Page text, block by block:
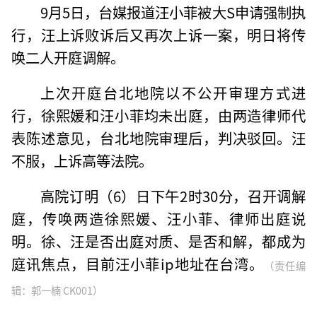
9月5日，台媒报道汪小菲被大S申请强制执
行，汪上诉败诉后又再次上诉一案，明日将传
唤二人开庭调解。
上次开庭台北地院以不公开审理方式进
行，徐熙媛和汪小菲均未出庭，由两造律师代
表陈述意见，台北地院审理后，判决驳回。汪
不服，上诉高等法院。
高院订明（6）日下午2时30分，召开调解
庭，传唤两造徐熙媛、汪小菲、律师出庭说
明。徐、汪是否出庭对质、是否和解，都成为
庭讯焦点，目前汪小菲ip地址在台湾。
（责任编
辑：郭一楠 CK001）